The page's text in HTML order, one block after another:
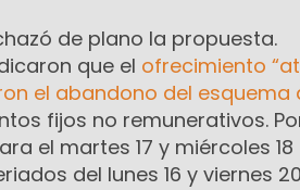
de plano la propuesta.
que el ofrecimiento
el abandono del esquema
fijos no remunerativos.
el martes 17 y miércoles 18
del lunes 16 y viernes